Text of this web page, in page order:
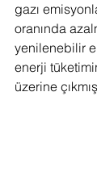
gazı
oranında
yenilenebilir
enerji
üzerine